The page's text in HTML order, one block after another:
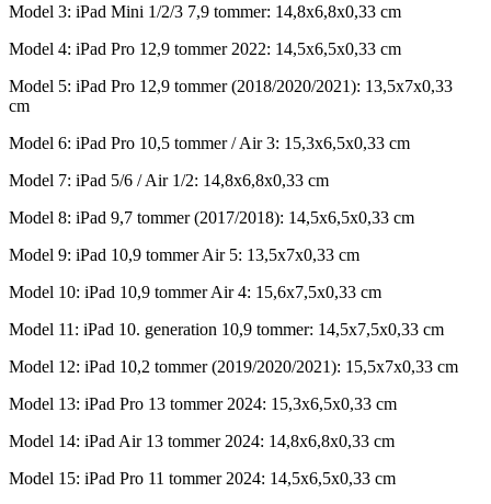
Model 3: iPad Mini 1/2/3 7,9 tommer: 14,8x6,8x0,33 cm
Model 4: iPad Pro 12,9 tommer 2022: 14,5x6,5x0,33 cm
Model 5: iPad Pro 12,9 tommer (2018/2020/2021): 13,5x7x0,33
cm
Model 6: iPad Pro 10,5 tommer / Air 3: 15,3x6,5x0,33 cm
Model 7: iPad 5/6 / Air 1/2: 14,8x6,8x0,33 cm
Model 8: iPad 9,7 tommer (2017/2018): 14,5x6,5x0,33 cm
Model 9: iPad 10,9 tommer Air 5: 13,5x7x0,33 cm
Model 10: iPad 10,9 tommer Air 4: 15,6x7,5x0,33 cm
Model 11: iPad 10. generation 10,9 tommer: 14,5x7,5x0,33 cm
Model 12: iPad 10,2 tommer (2019/2020/2021): 15,5x7x0,33 cm
Model 13: iPad Pro 13 tommer 2024: 15,3x6,5x0,33 cm
Model 14: iPad Air 13 tommer 2024: 14,8x6,8x0,33 cm
Model 15: iPad Pro 11 tommer 2024: 14,5x6,5x0,33 cm